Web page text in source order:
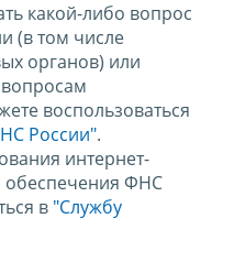
какой-либо вопрос
(в том числе
органов) или
воспользоваться
России".
интернет-
обеспечения ФНС
в "Службу